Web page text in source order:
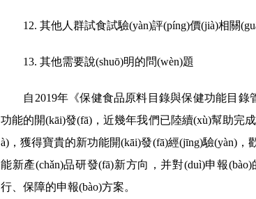
12. 其他人群試食試驗(yàn)評(píng)價(jià)相關
13. 其他需要說(shuō)明的問(wèn)題
自2019年《保健食品原料目錄與保健功能目錄管
功能的開(kāi)發(fā)，近幾年我們已陸續(xù)幫助完
à)，獲得寶貴的新功能開(kāi)發(fā)經(jīng)驗
能新產(chǎn)品研發(fā)新方向，并對(duì)申報(bào)
行、保障的申報(bào)方案。